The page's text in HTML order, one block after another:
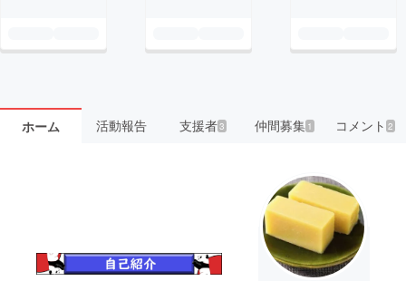
ホーム 活動報告 支援者3 仲間募集 1 コメント2